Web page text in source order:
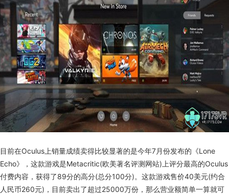
目前在Oculus上销量成绩卖得比较显著的是今年7月份发布的《Lone
Echo》，这款游戏是Metacritic(欧美著名评测网站)上评分最高的Oculus
付费内容，获得了89分的高分(总分100分)。这款游戏售价40美元(约合
人民币260元)，目前卖出了超过25000万份，那么营业额简单一算就可